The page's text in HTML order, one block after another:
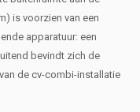
is voorzien van een
apparatuur: een
bevindt zich de
de cv-combi-installatie